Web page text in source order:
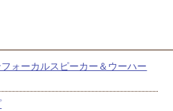
ォーカルスピーカー＆ウーハー